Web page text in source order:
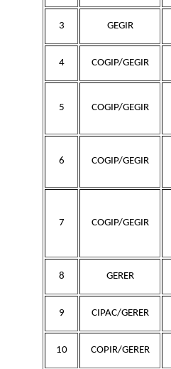
3 GEGIR
4 COGIP/GEGIR
5 COGIP/GEGIR
6 COGIP/GEGIR
7 COGIP/GEGIR
8 GERER
9 CIPAC/GERER
10 COPIR/GERER